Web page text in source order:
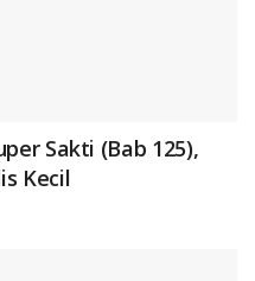
Sakti (Bab 125),
Kecil